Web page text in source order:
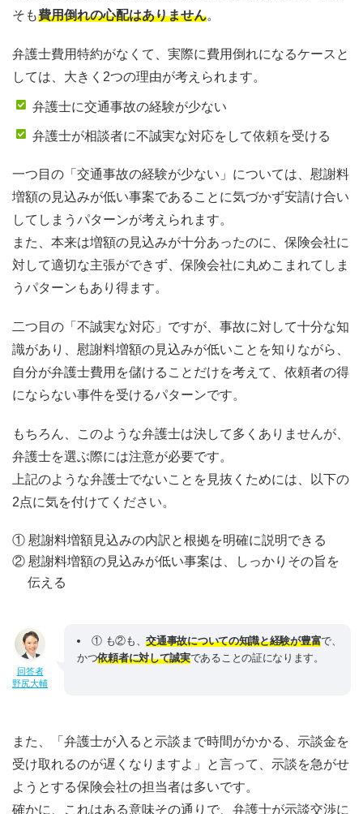
そも費用倒れの心配はありません。
弁護士費用特約がなくて、実際に費用倒れになるケースと
しては、大きく2つの理由が考えられます。
弁護士に交通事故の経験が少ない
弁護士が相談者に不誠実な対応をして依頼を受ける
一つ目の「交通事故の経験が少ない」については、慰謝料
増額の見込みが低い事案であることに気づかず安請け合い
してしまうパターンが考えられます。
また、本来は増額の見込みが十分あったのに、保険会社に
対して適切な主張ができず、保険会社に丸めこまれてしま
うパターンもあり得ます。
二つ目の「不誠実な対応」ですが、事故に対して十分な知
識があり、慰謝料増額の見込みが低いことを知りながら、
自分が弁護士費用を儲けることだけを考えて、依頼者の得
にならない事件を受けるパターンです。
もちろん、このような弁護士は決して多くありませんが、
弁護士を選ぶ際には注意が必要です。
上記のような弁護士でないことを見抜くためには、以下の
2点に気を付けてください。
① 慰謝料増額見込みの内訳と根拠を明確に説明できる
② 慰謝料増額の見込みが低い事案は、しっかりその旨を
伝える
回答者
野尻大輔
① も②も、交通事故についての知識と経験が豊富で、
かつ依頼者に対して誠実であることの証になります。
また、「弁護士が入ると示談まで時間がかかる、示談金を
受け取れるのが遅くなりますよ」と言って、示談を急がせ
ようとする保険会社の担当者は多いです。
確かに、これはある意味その通りで、弁護士が示談交渉に